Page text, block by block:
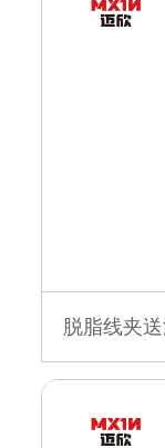
脱脂线夹